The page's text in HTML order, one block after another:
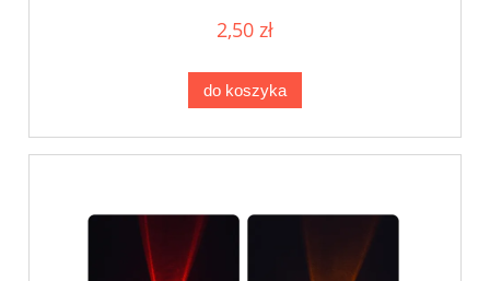
2,50 zł
do koszyka